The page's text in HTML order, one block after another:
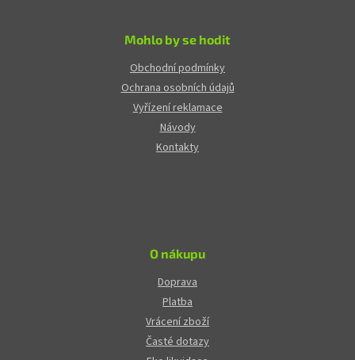
Mohlo by se hodit
Obchodní podmínky
Ochrana osobních údajů
Vyřízení reklamace
Návody
Kontakty
O nákupu
Doprava
Platba
Vrácení zboží
Časté dotazy